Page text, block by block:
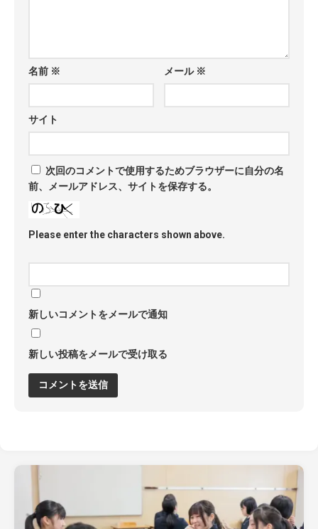
名前 ※ メール ※
サイト
次回のコメントで使用するためブラウザーに自分の名
前、メールアドレス、サイトを保存する。
Please enter the characters shown above.
新しいコメントをメールで通知
新しい投稿をメールで受け取る